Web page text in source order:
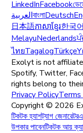
LinkedInFacebook
العربيةবাংলাDeutsch
日本語ភាសាខ្មែរ한국어
MelayuNederlands
ไทยTagalogTürkçe
Exolyt is not
Spotify, Twitter,
rights belong to
Privacy PolicyTerms
Copyright © 2026
টিকটক হ্যাশট্যাগ জেনারেটর
উপকার পাবেনটিকটক আয়